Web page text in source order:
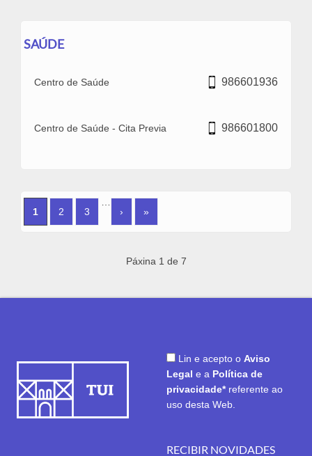
SAÚDE
Centro de Saúde 986601936
Centro de Saúde - Cita Previa 986601800
PÁGINAS
1 2 3
…
›
»
Páxina 1 de 7
Lin e acepto o Aviso
Legal e a Política de
privacidade* referente ao
uso desta Web.
RECIBIR NOVIDADES